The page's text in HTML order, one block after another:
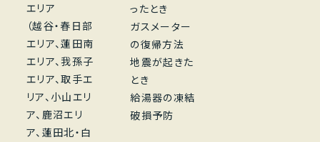
エリア
（越谷・春日部
エリア、蓮田南
エリア、我孫子
エリア、取手エ
リア、小山エリ
ア、鹿沼エリ
ア、蓮田北・白
ったとき
ガスメーター
の復帰方法
地震が起きた
とき
給湯器の凍結
破損予防